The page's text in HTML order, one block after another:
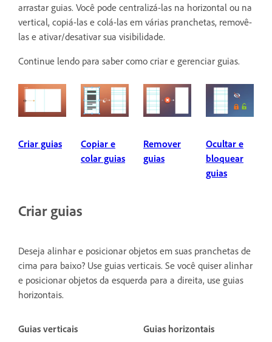
arrastar guias. Você pode centralizá-las na horizontal ou na
vertical, copiá-las e colá-las em várias pranchetas, removê-
las e ativar/desativar sua visibilidade.
Continue lendo para saber como criar e gerenciar guias.
Criar guias
Copiar e
colar guias
Remover
guias
Ocultar e
bloquear
guias
Criar guias
Deseja alinhar e posicionar objetos em suas pranchetas de
cima para baixo? Use guias verticais. Se você quiser alinhar
e posicionar objetos da esquerda para a direita, use guias
horizontais.
Guias verticais Guias horizontais